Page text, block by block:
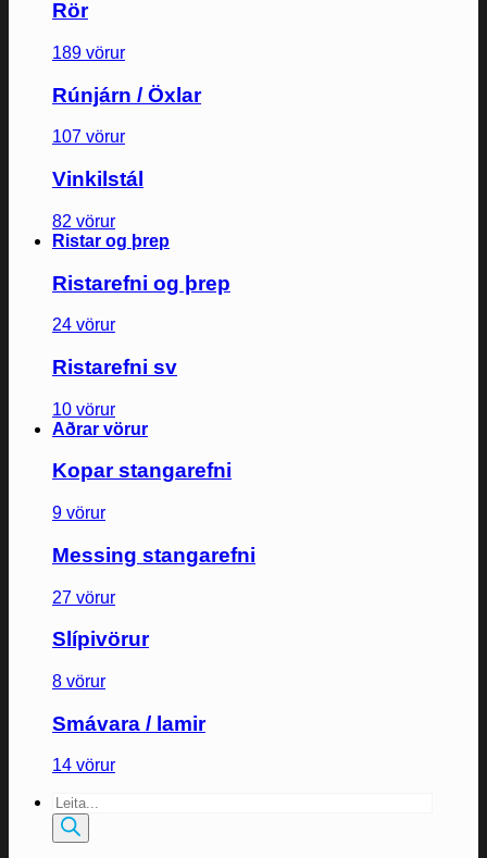
Rör
189 vörur
Rúnjárn / Öxlar
107 vörur
Vinkilstál
82 vörur
Ristar og þrep
Ristarefni og þrep
24 vörur
Ristarefni sv
10 vörur
Aðrar vörur
Kopar stangarefni
9 vörur
Messing stangarefni
27 vörur
Slípivörur
8 vörur
Smávara / lamir
14 vörur
Products
search